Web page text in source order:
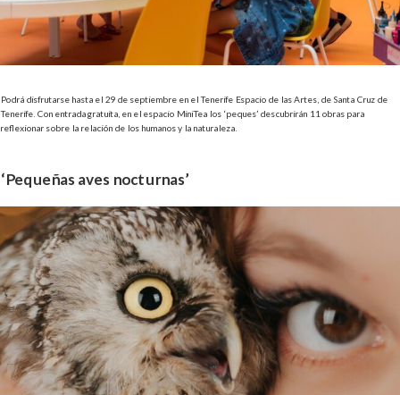
Podrá disfrutarse hasta el 29 de septiembre en elTenerife Espacio de las Artes, de Santa Cruz de
Tenerife. Con entrada gratuita, en el espacio MiniTea los ‘peques’ descubrirán 11 obras para
reflexionar sobre la relación de los humanos y la naturaleza.
‘Pequeñas aves nocturnas’